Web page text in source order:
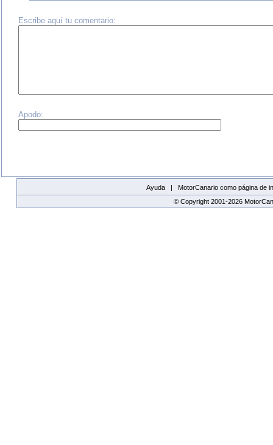
Escribe aquí tu comentario:
Apodo:
Ayuda |
MotorCanario como página de
© Copyright 2001-2026